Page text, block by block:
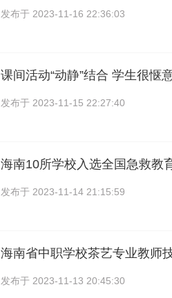
发布于 2023-11-16 22:36:03
课间活动“动静”结合 学生很惬
发布于 2023-11-15 22:27:40
海南10所学校入选全国急救教
发布于 2023-11-14 21:15:59
海南省中职学校茶艺专业教师
发布于 2023-11-13 20:45:30